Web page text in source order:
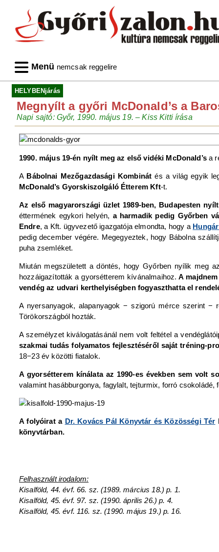
Menü nemcsak reggelire
HELYBENjárás
Megnyílt a győri McDonald’s a
Napi sajtó: Győr, 1990. május 19. – Kiss Kitti írása
1990. május 19-én nyílt meg az első vidéki McDonald’sa
A Bábolnai Mezőgazdasági Kombinátés a világ egyik
McDonald’s Gyorskiszolgáló Étterem Kft-t.
Az első magyarországi üzlet 1989-ben, Budapesten
éttermének egykori helyén, a harmadik pedig Győrben
Endre, a Kft. ügyvezető igazgatója elmondta, hogy a
pedig december végére. Megegyeztek, hogy Bábolna
puha zsemléket.
Miután megszületett a döntés, hogy Győrben nyílik meg
hozzáigazították a gyorsétterem kívánalmaihoz. A
vendég az udvari kerthelyiségben fogyaszthatta el
A nyersanyagok, alapanyagok − szigorú mérce szerint −
Törökországból hozták.
A személyzet kiválogatásánál nem volt feltétel a
szakmai tudás folyamatos fejlesztéséről saját tréning-
18−23 év közötti fiatalok.
A gyorsétterem kínálata az 1990-es években sem volt
valamint hasábburgonya, fagylalt, tejturmix, forró
A folyóirat a Dr. Kovács Pál Könyvtár és Közösségi Tér
könyvtárban.
Felhasznált irodalom:
Kisalföld, 44. évf. 66. sz. (1989. március 18.) p. 1.
Kisalföld, 45. évf. 97. sz. (1990. április 26.) p. 4.
Kisalföld, 45. évf. 116. sz. (1990. május 19.) p. 16.